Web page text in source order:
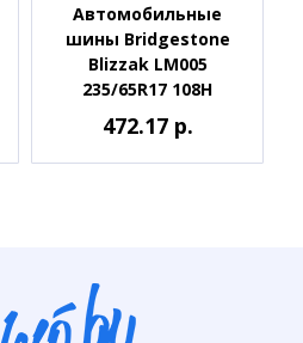
Автомобильные
шины Bridgestone
Blizzak LM005
235/65R17 108H
472.17 р.